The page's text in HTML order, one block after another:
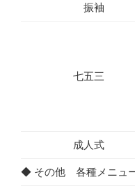
振袖
七五三
成人式
◆ その他 各種メニュ